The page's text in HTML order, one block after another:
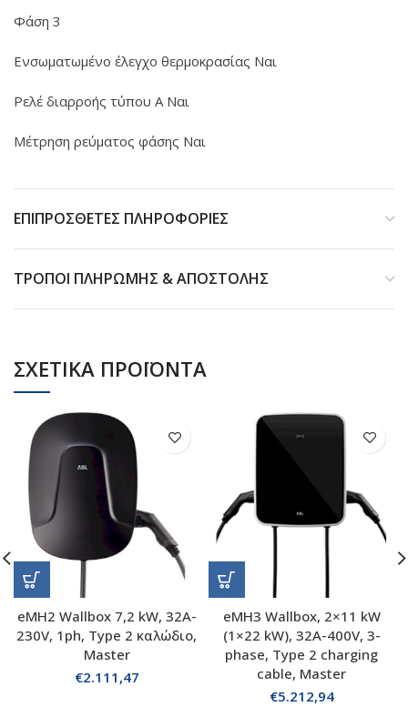
Φάση 3
Ενσωματωμένο έλεγχο θερμοκρασίας Ναι
Ρελέ διαρροής τύπου Α Ναι
Μέτρηση ρεύματος φάσης Ναι
ΕΠΙΠΡΟΣΘΕΤΕΣ ΠΛΗΡΟΦΟΡΙΕΣ
ΤΡΟΠΟΙ ΠΛΗΡΩΜΗΣ & ΑΠΟΣΤΟΛΗΣ
ΣΧΕΤΙΚΑ ΠΡΟΪΟΝΤΑ
eMH2 Wallbox 7,2 kW, 32A-
230V, 1ph, Type 2 καλώδιο,
Master
€2.111,47
eMH3 Wallbox, 2×11 kW
(1×22 kW), 32A-400V, 3-
phase, Type 2 charging
cable, Master
€5.212,94